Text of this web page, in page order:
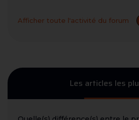
Afficher toute l'activité du forum
Les articles les